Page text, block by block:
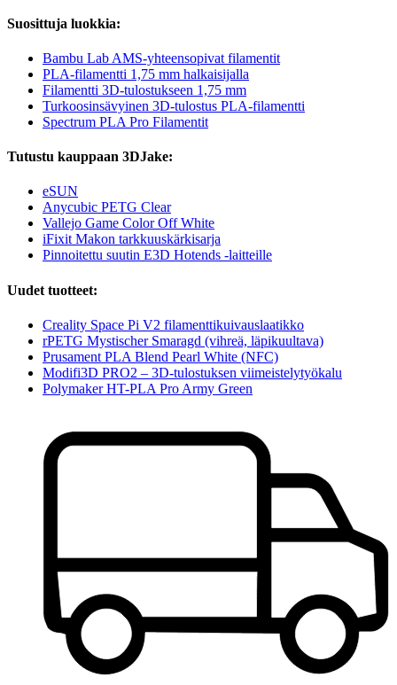
Suosittuja luokkia:
Bambu Lab AMS-yhteensopivat filamentit
PLA-filamentti 1,75 mm halkaisijalla
Filamentti 3D-tulostukseen 1,75 mm
Turkoosinsävyinen 3D-tulostus PLA-filamentti
Spectrum PLA Pro Filamentit
Tutustu kauppaan 3DJake:
eSUN
Anycubic PETG Clear
Vallejo Game Color Off White
iFixit Makon tarkkuuskärkisarja
Pinnoitettu suutin E3D Hotends -laitteille
Uudet tuotteet:
Creality Space Pi V2 filamenttikuivauslaatikko
rPETG Mystischer Smaragd (vihreä, läpikuultava)
Prusament PLA Blend Pearl White (NFC)
Modifi3D PRO2 – 3D-tulostuksen viimeistelytyökalu
Polymaker HT-PLA Pro Army Green